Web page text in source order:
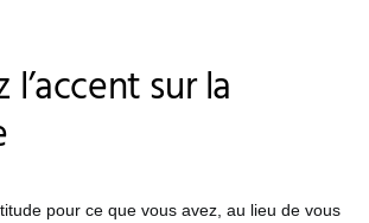
sur la
pour ce que vous avez, au lieu de vous